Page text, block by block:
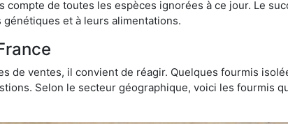
de toutes les espèces ignorées à ce jour. Le
et à leurs alimentations.
ventes, il convient de réagir. Quelques fourmis
Selon le secteur géographique, voici les fourmis